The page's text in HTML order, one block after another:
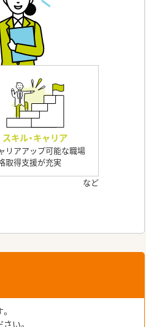
スキル・キャリア
リアアップ可能な職場
取得支援が充実
い。